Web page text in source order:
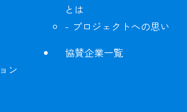
とは
プロジェクトへの思い
ン
協賛企業一覧